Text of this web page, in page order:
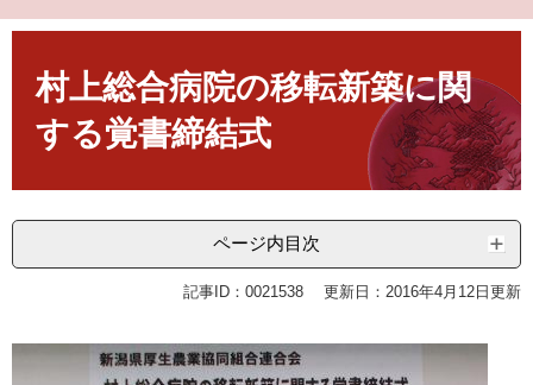
へ
村上総合病院の移転新築に関
する覚書締結式
ページ内目次
記事ID：0021538 更新日：2016年4月12日更新